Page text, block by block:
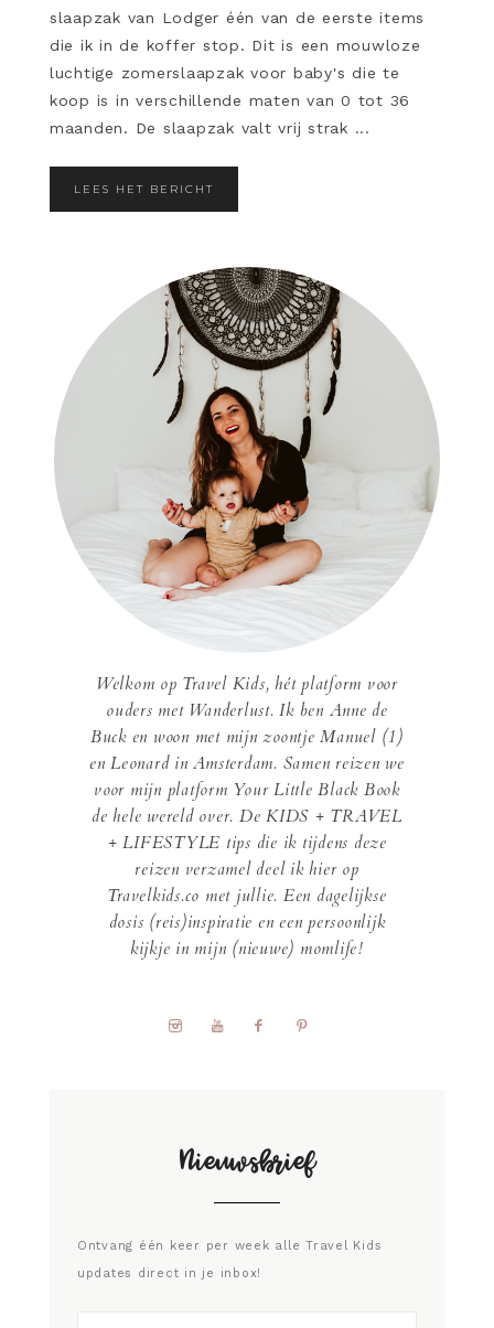
slaapzak van Lodger één van de eerste items
die ik in de koffer stop. Dit is een mouwloze
luchtige zomerslaapzak voor baby's die te
koop is in verschillende maten van 0 tot 36
maanden. De slaapzak valt vrij strak ...
LEES HET BERICHT
Welkom op Travel Kids, hét platform voor
ouders met Wanderlust. Ik ben Anne de
Buck en woon met mijn zoontje Manuel (1)
en Leonard in Amsterdam. Samen reizen we
voor mijn platform Your Little Black Book
de hele wereld over. De KIDS + TRAVEL
+ LIFESTYLE tips die ik tijdens deze
reizen verzamel deel ik hier op
Travelkids.co met jullie. Een dagelijkse
dosis (reis)inspiratie en een persoonlijk
kijkje in mijn (nieuwe) momlife!
Nieuwsbrief
Ontvang één keer per week alle Travel Kids
updates direct in je inbox!